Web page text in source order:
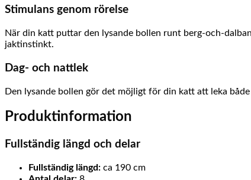
Stimulans genom rörelse
När din katt puttar den lysande bollen runt berg-och-
jaktinstinkt.
Dag- och nattlek
Den lysande bollen gör det möjligt för din katt att leka
Produktinformation
Fullständig längd och delar
Fullständig längd: ca 190 cm